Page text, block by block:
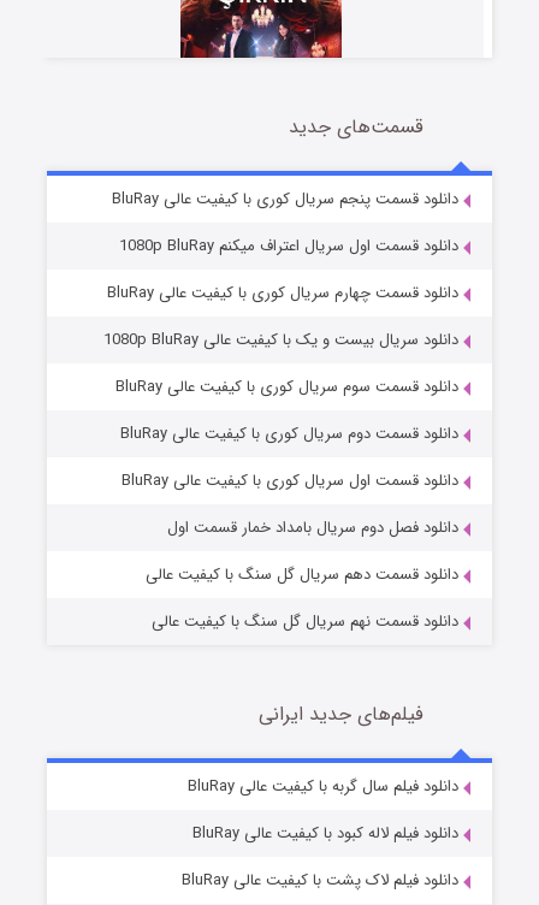
سریال زشت
قسمت5 (زیرنویس) منتشر شد
وستی ها
قسمت1 (زیرنویس) منتشر شد
قسمت6 (زیرنویس) منتشر شد
قسمت‌های جدید
دانلود قسمت پنجم سریال کوری با کیفیت عالی BluRay
دانلود قسمت اول سریال اعتراف میکنم 1080p BluRay
دانلود قسمت چهارم سریال کوری با کیفیت عالی BluRay
دانلود سریال بیست و یک با کیفیت عالی 1080p BluRay
دانلود قسمت سوم سریال کوری با کیفیت عالی BluRay
دانلود قسمت دوم سریال کوری با کیفیت عالی BluRay
دانلود قسمت اول سریال کوری با کیفیت عالی BluRay
دانلود فصل دوم سریال بامداد خمار قسمت اول
دانلود قسمت دهم سریال گل سنگ با کیفیت عالی
دانلود قسمت نهم سریال گل سنگ با کیفیت عالی
فیلم‌های جدید ایرانی
دانلود فیلم سال گربه با کیفیت عالی BluRay
دانلود فیلم لاله کبود با کیفیت عالی BluRay
دانلود فیلم لاک پشت با کیفیت عالی BluRay